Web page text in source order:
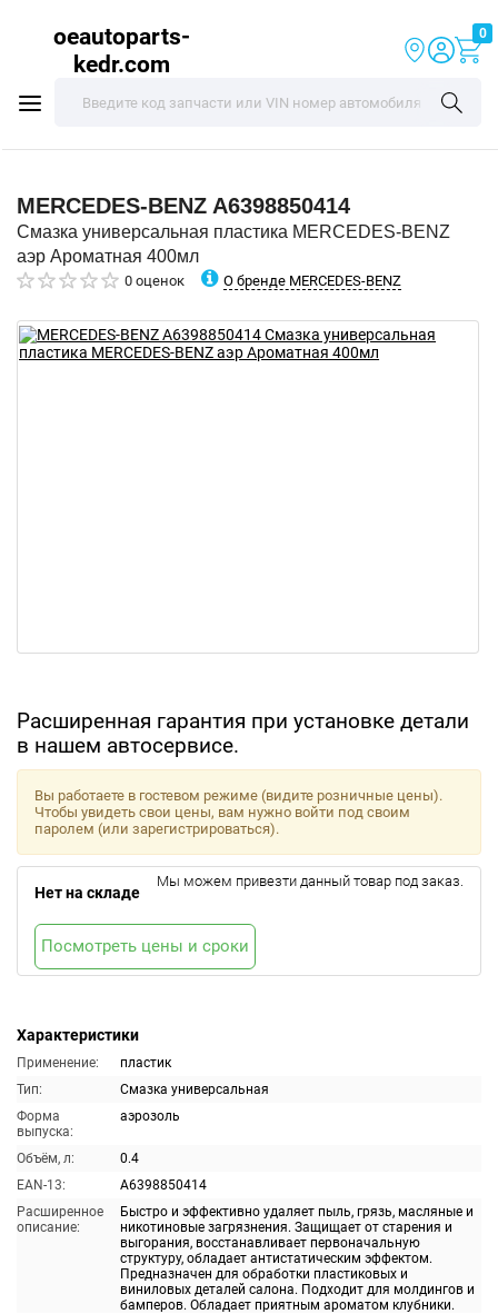
oeautoparts-
kedr.com
0
MERCEDES-BENZ A6398850414
Смазка универсальная пластика MERCEDES-BENZ
аэр Ароматная 400мл
0 оценок О бренде MERCEDES-BENZ
Расширенная гарантия при установке детали
в нашем автосервисе.
Характеристики
Применение:
пластик
Тип:
Смазка универсальная
Форма
выпуска:
аэрозоль
Объём, л:
0.4
EAN-13:
A6398850414
Расширенное
описание:
Быстро и эффективно удаляет пыль, грязь, масляные и
никотиновые загрязнения. Защищает от старения и
выгорания, восстанавливает первоначальную
структуру, обладает антистатическим эффектом.
Предназначен для обработки пластиковых и
виниловых деталей салона. Подходит для молдингов и
бамперов. Обладает приятным ароматом клубники.
Вы работаете в гостевом режиме (видите розничные цены).
Чтобы увидеть свои цены, вам нужно войти под своим
паролем (или зарегистрироваться).
Нет на складе
Мы можем привезти данный товар под заказ.
Посмотреть цены и сроки